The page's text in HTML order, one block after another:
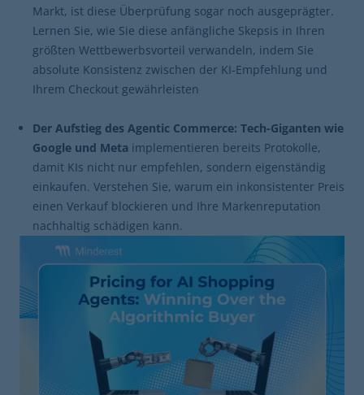
Markt, ist diese Überprüfung sogar noch ausgeprägter.
Lernen Sie, wie Sie diese anfängliche Skepsis in Ihren
größten Wettbewerbsvorteil verwandeln, indem Sie
absolute Konsistenz zwischen der KI-Empfehlung und
Ihrem Checkout gewährleisten
Der Aufstieg des Agentic Commerce: Tech-Giganten wie
Google und Meta implementieren bereits Protokolle,
damit KIs nicht nur empfehlen, sondern eigenständig
einkaufen. Verstehen Sie, warum ein inkonsistenter Preis
einen Verkauf blockieren und Ihre Markenreputation
nachhaltig schädigen kann.